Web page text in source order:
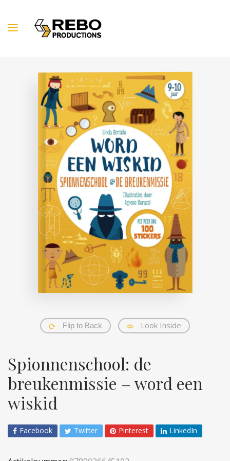
Flip to Back Look Inside
Spionnenschool: de
breukenmissie – word een
wiskid
Facebook Twitter Pinterest LinkedIn